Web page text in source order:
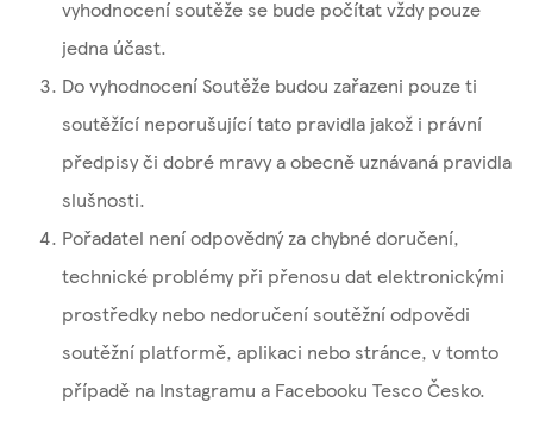
vyhodnocení soutěže se bude počítat vždy pouze
jedna účast.
Do vyhodnocení Soutěže budou zařazeni pouze ti
soutěžící neporušující tato pravidla jakož i právní
předpisy či dobré mravy a obecně uznávaná pravidla
slušnosti.
Pořadatel není odpovědný za chybné doručení,
technické problémy při přenosu dat elektronickými
prostředky nebo nedoručení soutěžní odpovědi
soutěžní platformě, aplikaci nebo stránce, v tomto
případě na Instagramu a Facebooku Tesco Česko.